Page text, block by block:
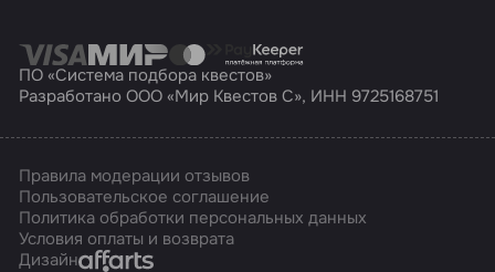
ПО «Система подбора квестов»
Разработано ООО «Мир Квестов С», ИНН 9725168751
Правила модерации отзывов
Пользовательское соглашение
Политика обработки персональных данных
Условия оплаты и возврата
ДизайнAffarts